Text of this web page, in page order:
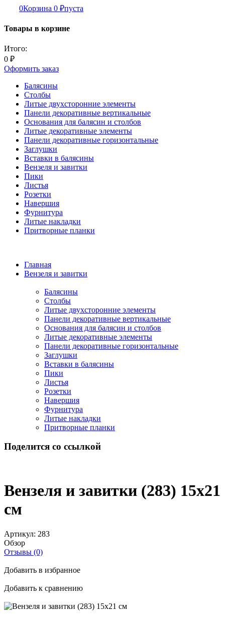
0Корзина 0 ₽пуста
Товары в корзине
Итого:
0 ₽
Оформить заказ
Балясины
Столбы
Литые двухсторонние элементы
Панели декоративные вертикальные
Основания для балясин и столбов
Литые декоративные элементы
Панели декоративные горизонтальные
Заглушки
Вставки в балясины
Вензеля и завитки
Пики
Листья
Розетки
Навершия
Фурнитура
Литые накладки
Притворные планки
Главная
Вензеля и завитки
Балясины
Столбы
Литые двухсторонние элементы
Панели декоративные вертикальные
Основания для балясин и столбов
Литые декоративные элементы
Панели декоративные горизонтальные
Заглушки
Вставки в балясины
Пики
Листья
Розетки
Навершия
Фурнитура
Литые накладки
Притворные планки
Поделится со ссылкой
Вензеля и завитки (283) 15x21
см
Артикул: 283
Обзор
Отзывы (0)
Добавить в избранное
Добавить к сравнению